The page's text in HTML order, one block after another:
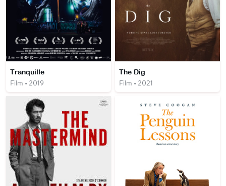
Tranquille
Film • 2019
The Dig
Film • 2021